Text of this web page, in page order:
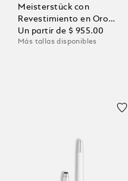
Meisterstück con
Revestimiento en Oro
Rosa
Un partir de $ 955.00
Más tallas disponibles